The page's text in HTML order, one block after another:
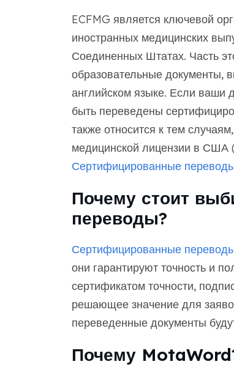
ECFMG является ключевой
иностранных медицинских
Соединенных Штатах. Часть
образовательные документы,
английском языке. Если ваши
быть переведены
также относится к тем
медицинской лицензии в США
Сертифицированные
Почему стоит
переводы?
Сертифицированные
они гарантируют точность и
сертификатом точности,
решающее значение для
переведенные документы
Почему